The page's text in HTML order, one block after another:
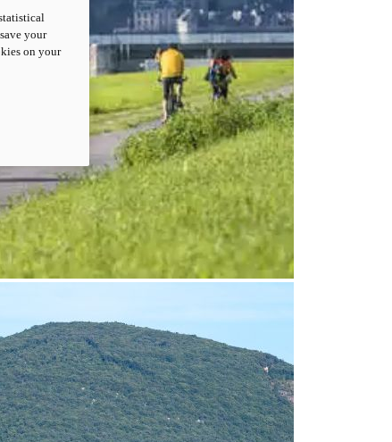
your
on your